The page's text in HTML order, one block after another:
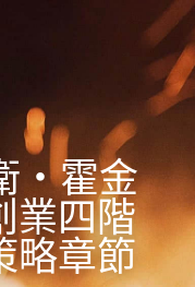
・霍金
業四階
略章節